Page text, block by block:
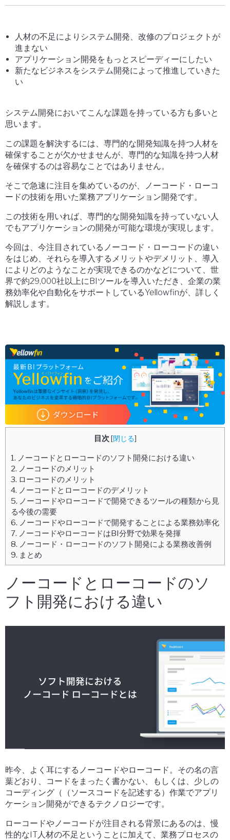
人材の不足によりシステム開発、改修のプロジェクトが
進まない
アプリケーション開発をもっとスピーディーにしたい
新たなビジネスをシステム開発によって推進していきた
い
システム開発においてこんな課題を持っている方も多いと
思います。
この課題を解決するには、専門的な開発知識を持つ人材を
確保することが欠かせませんが、専門的な知識を持つ人材
を確保するのは容易なことではありません。
そこで急速に注目を集めているのが、ノーコード・ローコ
ードの技術を用いた業務アプリケーション開発です。
この技術を用いれば、専門的な開発知識を持っていない人
でもアプリケーションの開発が可能な環境が実現します。
今回は、今注目されているノーコード・ローコードの違い
をはじめ、それらを導入するメリットやデメリット、導入
によりどのようなことが実現できるのかなどについて、世
界で約29,000社以上にBIツールを導入いただき、企業の業
務効率化や自動化をサポートしているYellowfinが、詳しく
解説します。
目次 [閉じる]
1. ノーコードとローコードのソフト開発における違い
2. ノーコードのメリット
3. ローコードのメリット
4. ノーコードとローコードのデメリット
5. ノーコードやローコードで開発できるツールの種類から見
る今後の需要
6. ノーコードやローコードで開発することによる業務効率化
7. ノーコードやローコードはBI分野で効果を発揮
8. ノーコード・ローコードのソフト開発による業務改善例
9. まとめ
ノーコードとローコードのソ
フト開発における違い
昨今、よく耳にするノーコードやローコード。その名の言
葉どおり、コードをまったく書かない、もしくは、少しの
コーディング（（ソースコードを記述する）作業でアプリ
ケーション開発ができるテクノロジーです。
ローコードやノーコードが注目される背景にあるのは、慢
性的なIT人材の不足ということに加えて、業務プロセスの